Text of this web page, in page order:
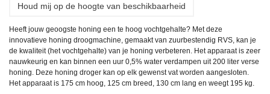
Houd mij op de hoogte van beschikbaarheid
Heeft jouw geoogste honing een te hoog vochtgehalte? Met deze
innovatieve honing droogmachine, gemaakt van zuurbestendig RVS, kan je
de kwaliteit (het vochtgehalte) van je honing verbeteren. Het apparaat is zeer
nauwkeurig en kan binnen een uur 0,5% water verdampen uit 200 liter verse
honing. Deze honing droger kan op elk gewenst vat worden aangesloten.
Het apparaat is 175 cm hoog, 125 cm breed, 130 cm lang en weegt 195 kg.